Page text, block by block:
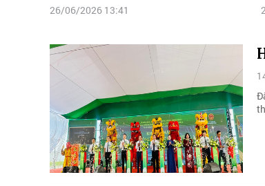
26/06/2026 13:41